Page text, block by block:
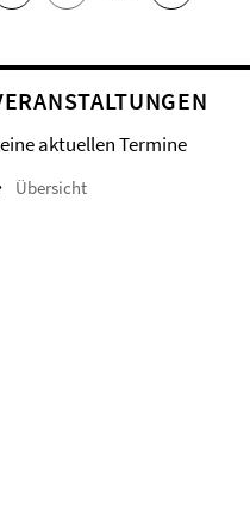
aktuellen Termine
Übersicht